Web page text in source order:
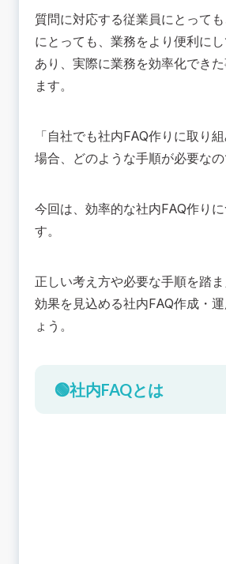
FAQの質問と回答をまとめる
運用開始
効果測定・内容改善
🟢社内FAQ作成ツールの種類
エクセル
チャットボット
💡効果的な社内FAQの作り方と運
利用者の使いやすいツールを使用
従業員への周知徹底をおこなう
サッポロホールディングス株式
株式会社工進
株式会社ジャパンクリエイトグル
を意識して効果的に使いこなす
質問に対応する従業員にとって
にとっても、業務をより便利に
あり、実際に業務を効率化でき
ます。
「自社でも社内FAQ作りに取り
場合、どのような手順が必要なの
今回は、効率的な社内FAQ作り
す。
正しい考え方や必要な手順を踏
効果を見込める社内FAQ作成・
ょう。
🟢社内FAQとは